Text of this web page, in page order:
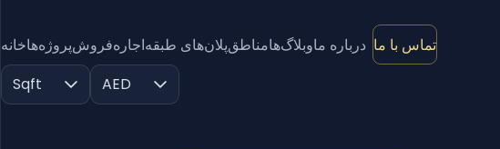
خانهپروژه‌هافروشاجارهپلان‌های طبقهمناطقوبلاگ‌هادرباره ما تماس با ما
Sqft
AED